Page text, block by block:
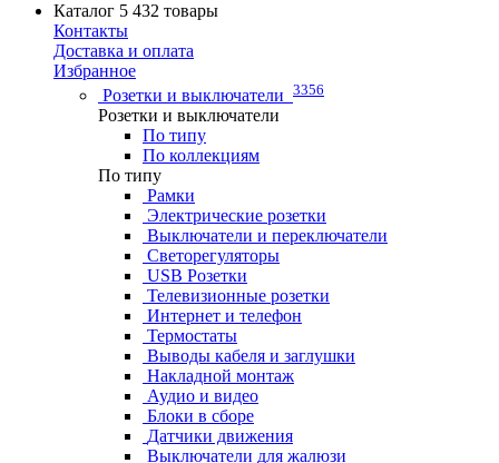
Каталог 5 432 товары
Контакты
Доставка и оплата
Избранное
Розетки и выключатели 3356
Розетки и выключатели
По типу
По коллекциям
По типу
Рамки
Электрические розетки
Выключатели и переключатели
Светорегуляторы
USB Розетки
Телевизионные розетки
Интернет и телефон
Термостаты
Выводы кабеля и заглушки
Накладной монтаж
Аудио и видео
Блоки в сборе
Датчики движения
Выключатели для жалюзи